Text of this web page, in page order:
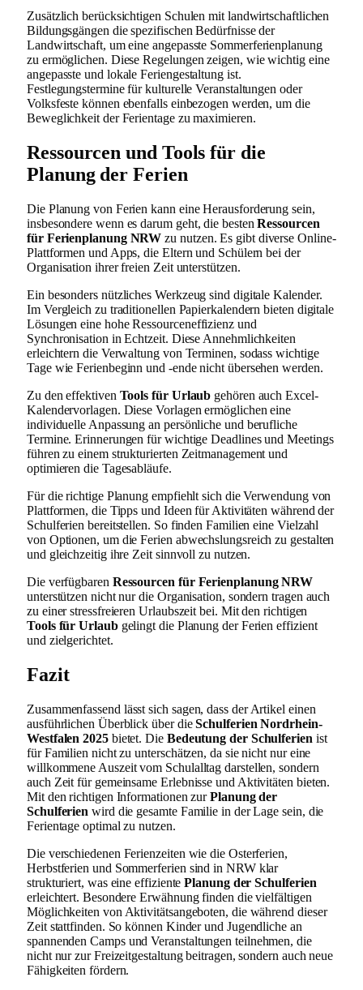
Zusätzlich berücksichtigen Schulen mit landwirtschaftlichen
Bildungsgängen die spezifischen Bedürfnisse der
Landwirtschaft, um eine angepasste Sommerferienplanung
zu ermöglichen. Diese Regelungen zeigen, wie wichtig eine
angepasste und lokale Feriengestaltung ist.
Festlegungstermine für kulturelle Veranstaltungen oder
Volksfeste können ebenfalls einbezogen werden, um die
Beweglichkeit der Ferientage zu maximieren.
Ressourcen und Tools für die
Planung der Ferien
Die Planung von Ferien kann eine Herausforderung sein,
insbesondere wenn es darum geht, die bestenRessourcen
für Ferienplanung NRW zu nutzen. Es gibt diverse Online-
Plattformen und Apps, die Eltern und Schülern bei der
Organisation ihrer freien Zeit unterstützen.
Ein besonders nützliches Werkzeug sind digitale Kalender.
Im Vergleich zu traditionellen Papierkalendern bieten digitale
Lösungen eine hohe Ressourceneffizienz und
Synchronisation in Echtzeit. Diese Annehmlichkeiten
erleichtern die Verwaltung von Terminen, sodass wichtige
Tage wie Ferienbeginn und -ende nicht übersehen werden.
Zu den effektiven Tools für Urlaub gehören auch Excel-
Kalendervorlagen. Diese Vorlagen ermöglichen eine
individuelle Anpassung an persönliche und berufliche
Termine. Erinnerungen für wichtige Deadlines und Meetings
führen zu einem strukturierten Zeitmanagement und
optimieren die Tagesabläufe.
Für die richtige Planung empfiehlt sich die Verwendung von
Plattformen, die Tipps und Ideen für Aktivitäten während der
Schulferien bereitstellen. So finden Familien eine Vielzahl
von Optionen, um die Ferien abwechslungsreich zu gestalten
und gleichzeitig ihre Zeit sinnvoll zu nutzen.
Die verfügbaren Ressourcen für Ferienplanung NRW
unterstützen nicht nur die Organisation, sondern tragen auch
zu einer stressfreieren Urlaubszeit bei. Mit den richtigen
Tools für Urlaubgelingt die Planung der Ferien effizient
und zielgerichtet.
Fazit
Zusammenfassend lässt sich sagen, dass der Artikel einen
ausführlichen Überblick über dieSchulferien Nordrhein-
Westfalen 2025bietet. Die Bedeutung der Schulferien ist
für Familien nicht zu unterschätzen, da sie nicht nur eine
willkommene Auszeit vom Schulalltag darstellen, sondern
auch Zeit für gemeinsame Erlebnisse und Aktivitäten bieten.
Mit den richtigen Informationen zurPlanung der
Schulferien wird die gesamte Familie in der Lage sein, die
Ferientage optimal zu nutzen.
Die verschiedenen Ferienzeiten wie die Osterferien,
Herbstferien und Sommerferien sind in NRW klar
strukturiert, was eine effizientePlanung der Schulferien
erleichtert. Besondere Erwähnung finden die vielfältigen
Möglichkeiten von Aktivitätsangeboten, die während dieser
Zeit stattfinden. So können Kinder und Jugendliche an
spannenden Camps und Veranstaltungen teilnehmen, die
nicht nur zur Freizeitgestaltung beitragen, sondern auch neue
Fähigkeiten fördern.